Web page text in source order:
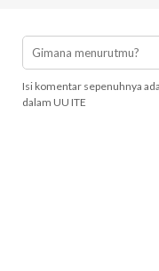
Isi komentar sepenuhnya
dalam UU ITE